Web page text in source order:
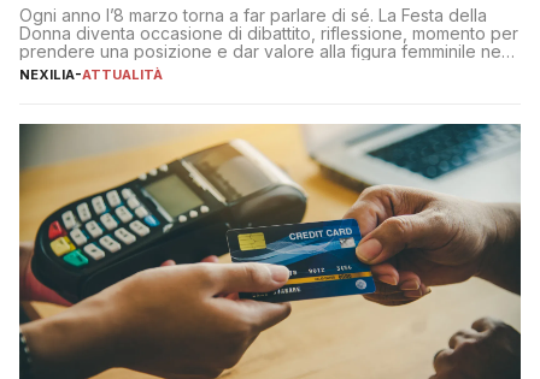
Ogni anno l’8 marzo torna a far parlare di sé. La Festa della
Donna diventa occasione di dibattito, riflessione, momento per
prendere una posizione e dar valore alla figura femminile nella
sua complessità e crucialità. A lanciare un messaggio “forte e
NEXILIA-ATTUALITÀ